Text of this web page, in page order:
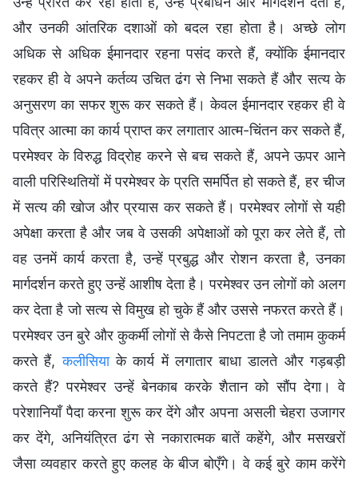
और उनकी आंतरिक दशाओं को बदल रहा होता है। अच्छे लोग
अधिक से अधिक ईमानदार रहना पसंद करते हैं, क्योंकि ईमानदार
रहकर ही वे अपने कर्तव्य उचित ढंग से निभा सकते हैं और सत्य के
अनुसरण का सफर शुरू कर सकते हैं। केवल ईमानदार रहकर ही वे
पवित्र आत्मा का कार्य प्राप्त कर लगातार आत्म-चिंतन कर सकते हैं,
परमेश्वर के विरुद्ध विद्रोह करने से बच सकते हैं, अपने ऊपर आने
वाली परिस्थितियों में परमेश्वर के प्रति समर्पित हो सकते हैं, हर चीज
में सत्य की खोज और प्रयास कर सकते हैं। परमेश्वर लोगों से यही
अपेक्षा करता है और जब वे उसकी अपेक्षाओं को पूरा कर लेते हैं, तो
वह उनमें कार्य करता है, उन्हें प्रबुद्ध और रोशन करता है, उनका
मार्गदर्शन करते हुए उन्हें आशीष देता है। परमेश्वर उन लोगों को अलग
कर देता है जो सत्य से विमुख हो चुके हैं और उससे नफरत करते हैं।
परमेश्वर उन बुरे और कुकर्मी लोगों से कैसे निपटता है जो तमाम कुकर्म
करते हैं,कलीसियाके कार्य में लगातार बाधा डालते और गड़बड़ी
करते हैं? परमेश्वर उन्हें बेनकाब करके शैतान को सौंप देगा। वे
परेशानियाँ पैदा करना शुरू कर देंगे और अपना असली चेहरा उजागर
कर देंगे, अनियंत्रित ढंग से नकारात्मक बातें कहेंगे, और मसखरों
जैसा व्यवहार करते हुए कलह के बीज बोएँगे। वे कई बुरे काम करेंगे